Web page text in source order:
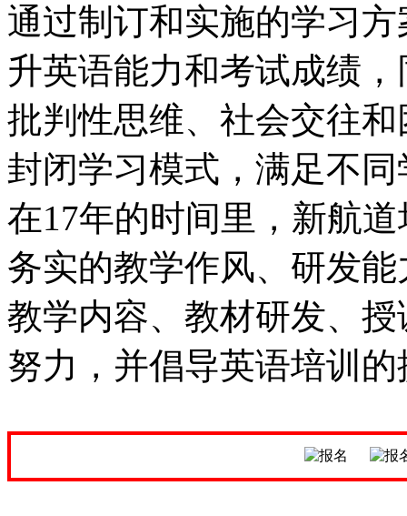
通过制订和实施的学习
升英语能力和考试成绩
批判性思维、社会交往
封闭学习模式，满足不
在17年的时间里，新航
务实的教学作风、研发
教学内容、教材研发、
努力，并倡导英语培训的